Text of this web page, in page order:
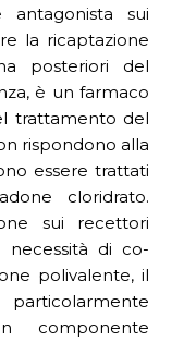
antagonista sui
la ricaptazione
posteriori del
è un farmaco
trattamento del
rispondono alla
essere trattati
cloridrato.
sui recettori
di co-
polivalente, il
componente